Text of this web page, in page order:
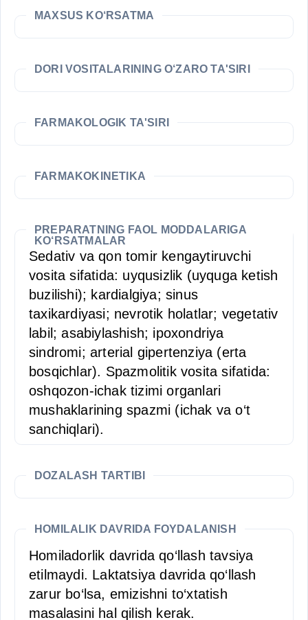
MAXSUS KO‘RSATMA
DORI VOSITALARINING O‘ZARO TA'SIRI
FARMAKOLOGIK TA'SIRI
FARMAKOKINETIKA
PREPARATNING FAOL MODDALARIGA
KO‘RSATMALAR
Sedativ va qon tomir kengaytiruvchi
vosita sifatida: uyqusizlik (uyquga ketish
buzilishi); kardialgiya; sinus
taxikardiyasi; nevrotik holatlar; vegetativ
labil; asabiylashish; ipoxondriya
sindromi; arterial gipertenziya (erta
bosqichlar). Spazmolitik vosita sifatida:
oshqozon-ichak tizimi organlari
mushaklarining spazmi (ichak va o‘t
sanchiqlari).
DOZALASH TARTIBI
HOMILALIK DAVRIDA FOYDALANISH
Homiladorlik davrida qo‘llash tavsiya
etilmaydi. Laktatsiya davrida qo‘llash
zarur bo‘lsa, emizishni to‘xtatish
masalasini hal qilish kerak.